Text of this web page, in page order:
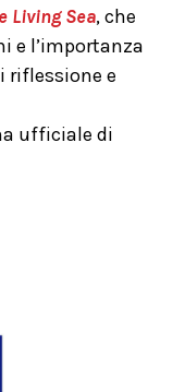
Living Sea, che
e l’importanza
riflessione e
ufficiale di